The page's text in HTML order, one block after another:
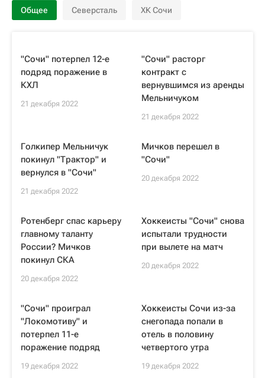
Общее Северсталь ХК Сочи
"Сочи" потерпел 12-е
подряд поражение в
КХЛ
21 декабря 2022
"Сочи" расторг
контракт с
вернувшимся из аренды
Мельничуком
21 декабря 2022
Голкипер Мельничук
покинул "Трактор" и
вернулся в "Сочи"
21 декабря 2022
Мичков перешел в
"Сочи"
20 декабря 2022
Ротенберг спас карьеру
главному таланту
России? Мичков
покинул СКА
20 декабря 2022
Хоккеисты "Сочи" снова
испытали трудности
при вылете на матч
20 декабря 2022
"Сочи" проиграл
"Локомотиву" и
потерпел 11-е
поражение подряд
19 декабря 2022
Хоккеисты Сочи из-за
снегопада попали в
отель в половину
четвертого утра
19 декабря 2022